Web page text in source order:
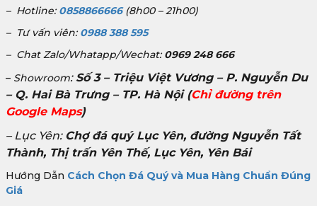
– Hotline: 0858866666(8h00 – 21h00)
– Tư vấn viên: 0988 388 595
– Chat Zalo/Whatapp/Wechat: 0969 248 666
– Showroom: Số 3 – Triệu Việt Vương – P. Nguyễn Du
– Q. Hai Bà Trưng – TP. Hà Nội(Chỉ đường trên
Google Maps)
– Lục Yên: Chợ đá quý Lục Yên, đường Nguyễn Tất
Thành, Thị trấn Yên Thế, Lục Yên, Yên Bái
Hướng Dẫn Cách Chọn Đá Quý và Mua Hàng Chuẩn Đúng
Giá